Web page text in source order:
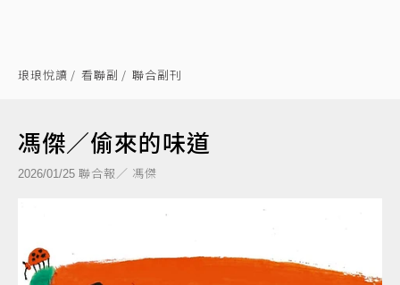
琅琅悅讀 看聯副 聯合副刊
馮傑／偷來的味道
2026/01/25 聯合報／ 馮傑